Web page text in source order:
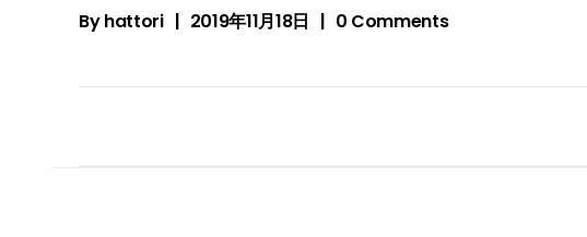
Byhattori 2019年11月18日 0 Comments